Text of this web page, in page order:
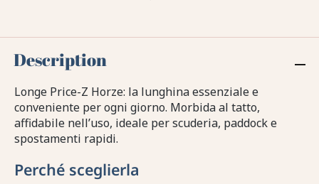
Description
Longe Price-Z Horze: la lunghina essenziale e
conveniente per ogni giorno. Morbida al tatto,
affidabile nell’uso, ideale per scuderia, paddock e
spostamenti rapidi.
Perché sceglierla